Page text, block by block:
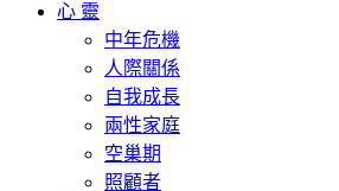
心 靈
中年危機
人際關係
自我成長
兩性家庭
空巢期
照顧者